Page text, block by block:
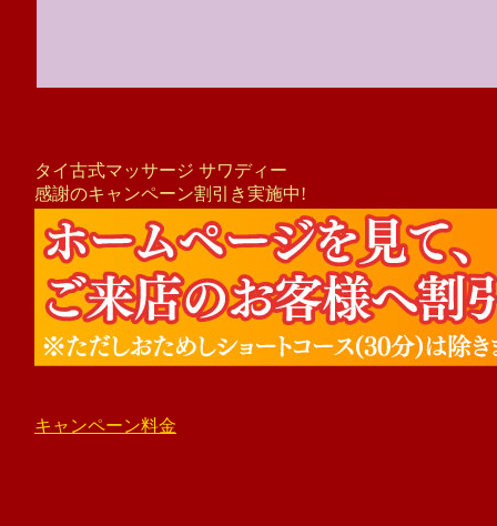
タイ古式マッサージ サワディー
感謝のキャンペーン割引き実施中!
キャンペーン料金